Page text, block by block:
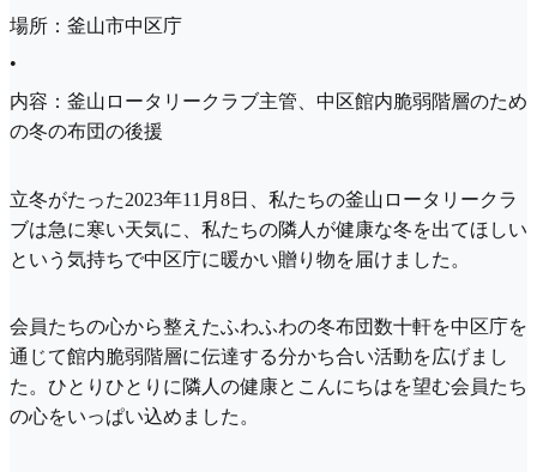
場所：釜山市中区庁
•
内容：釜山ロータリークラブ主管、中区館内脆弱階層のため
の冬の布団の後援
立冬がたった2023年11月8日、私たちの釜山ロータリークラ
ブは急に寒い天気に、私たちの隣人が健康な冬を出てほしい
という気持ちで中区庁に暖かい贈り物を届けました。
会員たちの心から整えたふわふわの冬布団数十軒を中区庁を
通じて館内脆弱階層に伝達する分かち合い活動を広げまし
た。ひとりひとりに隣人の健康とこんにちはを望む会員たち
の心をいっぱい込めました。